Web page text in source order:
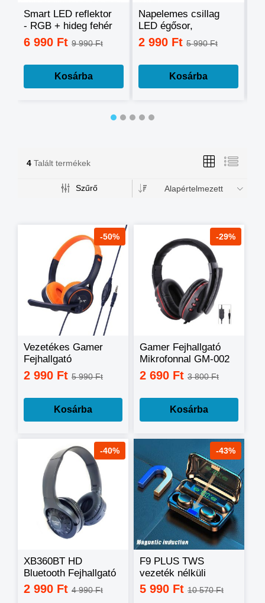
Smart LED reflektor
- RGB + hideg fehér
+ meleg fehér, okos
telefonnal
6 990 Ft 9 990 Ft
Kosárba
Napelemes csillag
LED égősor,
fényfüzér
2 990 Ft 5 990 Ft
Kosárba
4 Talált termékek
Szűrő Alapértelmezett
-50%
Vezetékes Gamer
Fejhallgató
zajszűrővel SY-G30
2 990 Ft 5 990 Ft
Kosárba
-29%
Gamer Fejhallgató
Mikrofonnal GM-002
2 690 Ft 3 800 Ft
Kosárba
-40%
XB360BT HD
Bluetooth Fejhallgató
2 990 Ft 4 990 Ft
-43%
F9 PLUS TWS
vezeték nélküli
fülhallgató Bluetooth
5.0 és töltődoboz
5 990 Ft 10 570 Ft